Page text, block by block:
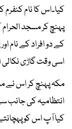
کیا۔اس کا نام
پہنچ کر مسجد
اسی وقت گاڑی نکالی
مکہ پہنچ کر اس نے
انتظامیہ کی جانب
کیا آپ اس کو